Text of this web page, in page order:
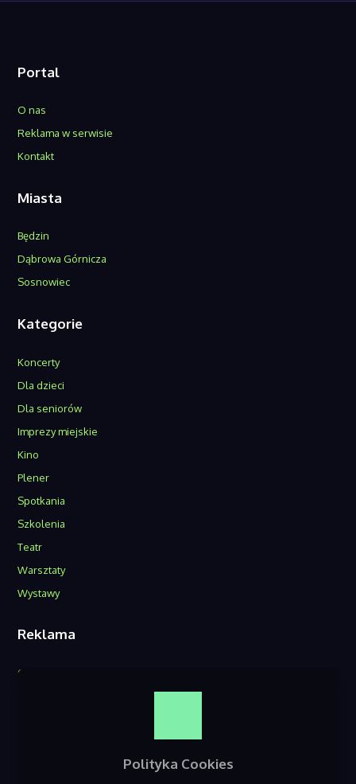
Portal
O nas
Reklama w serwisie
Kontakt
Miasta
Będzin
Dąbrowa Górnicza
Sosnowiec
Kategorie
Koncerty
Dla dzieci
Dla seniorów
Imprezy miejskie
Kino
Plener
Spotkania
Szkolenia
Teatr
Warsztaty
Wystawy
Reklama
O nas
Polityka Cookies